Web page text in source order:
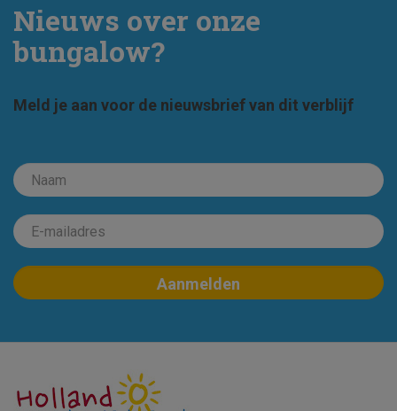
Nieuws over onze
bungalow?
Meld je aan voor de nieuwsbrief van dit verblijf